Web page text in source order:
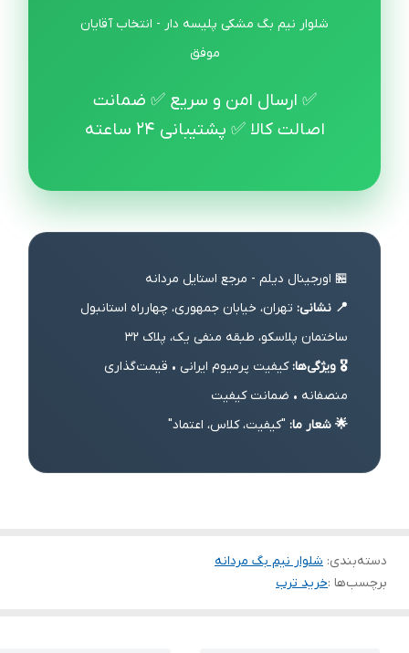
شلوار نیم بگ مشکی پلیسه دار - انتخاب آقایان
موفق
✅ ارسال امن و سریع ✅ ضمانت
اصالت کالا ✅ پشتیبانی 24 ساعته
🏪 اورجینال دیلم - مرجع استایل مردانه
📍 نشانی: تهران، خیابان جمهوری، چهارراه استانبول
ساختمان پلاسکو، طبقه منفی یک، پلاک 32
🎖️ ویژگی‌ها:کیفیت پرمیوم ایرانی • قیمت‌گذاری
منصفانه • ضمانت کیفیت
🌟 شعار ما: "کیفیت، کلاس، اعتماد"
دسته‌بندی: شلوار نیم بگ مردانه
برچسب‌ها :خرید ترب